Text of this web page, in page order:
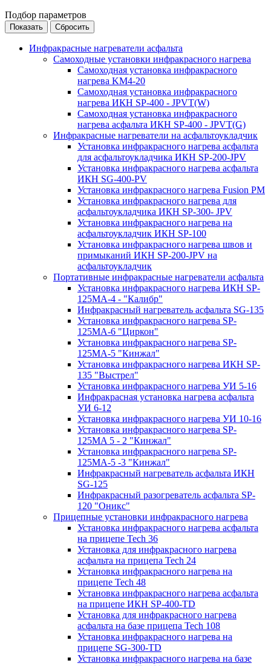
Подбор параметров
Инфракрасные нагреватели асфальта
Самоходные установки инфракрасного нагрева
Самоходная установка инфракрасного
нагрева KM4-20
Самоходная установка инфракрасного
нагрева ИКН SP-400 - JPVT(W)
Самоходная установка инфракрасного
нагрева асфальта ИКН SP-400 - JPVT(G)
Инфракрасные нагреватели на асфальтоукладчик
Установка инфракрасного нагрева асфальта
для асфальтоукладчика ИКН SP-200-JPV
Установка инфракрасного нагрева асфальта
ИКН SG-400-PV
Установка инфракрасного нагрева Fusion PM
Установка инфракрасного нагрева для
асфальтоукладчика ИКН SP-300- JPV
Установка инфракрасного нагрева на
асфальтоукладчик ИКН SP-100
Установка инфракрасного нагрева швов и
примыканий ИКН SP-200-JPV на
асфальтоукладчик
Портативные инфракрасные нагреватели асфальта
Установка инфракрасного нагрева ИКН SP-
125МA-4 - "Калибр"
Инфракрасный нагреватель асфальта SG-135
Установка инфракрасного нагрева SP-
125МA-6 "Циркон"
Установка инфракрасного нагрева SP-
125МA-5 "Кинжал"
Установка инфракрасного нагрева ИКН SP-
135 "Выстрел"
Установка инфракрасного нагрева УИ 5-16
Инфракрасная установка нагрева асфальта
УИ 6-12
Установка инфракрасного нагрева УИ 10-16
Установка инфракрасного нагрева SP-
125МA 5 - 2 "Кинжал"
Установка инфракрасного нагрева SP-
125МA-5 -3 "Кинжал"
Инфракрасный нагреватель асфальта ИКН
SG-125
Инфракрасный разогреватель асфальта SP-
120 "Оникс"
Прицепные установки инфракрасного нагрева
Установка инфракрасного нагрева асфальта
на прицепе Tech 36
Установка для инфракрасного нагрева
асфальта на прицепа Tech 24
Установка инфракрасного нагрева на
прицепе Tech 48
Установка инфракрасного нагрева асфальта
на прицепе ИКН SP-400-TD
Установка для инфракрасного нагрева
асфальта на базе прицепа Tech 108
Установка инфракрасного нагрева на
прицепе SG-300-TD
Установка инфракрасного нагрева на базе